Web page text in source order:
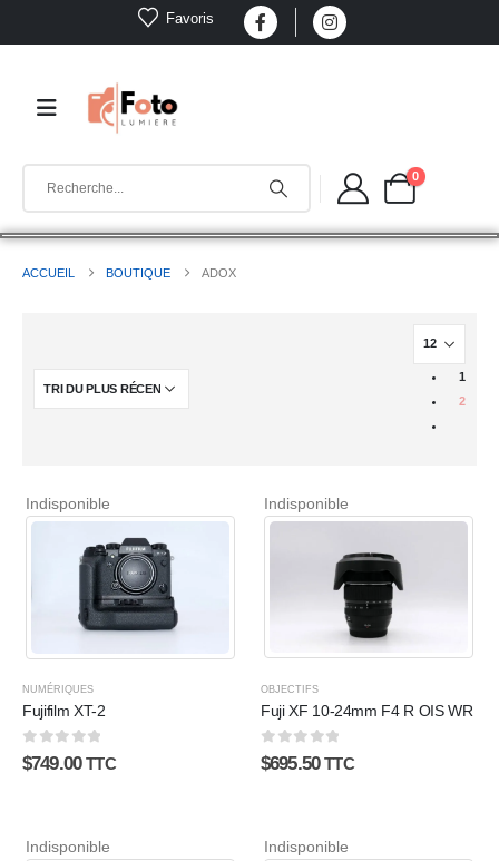
Favoris
0
ACCUEIL BOUTIQUE ADOX
1
2
Indisponible
NUMÉRIQUES
Fujifilm XT-2
0sur 5
$749.00 TTC
Indisponible
OBJECTIFS
Fuji XF 10-24mm F4 R OIS WR
0sur 5
$695.50 TTC
Indisponible Indisponible